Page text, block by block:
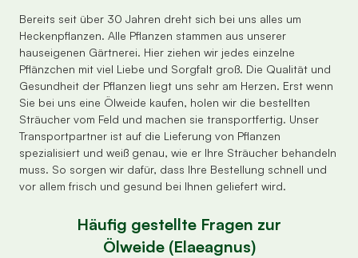
Bereits seit über 30 Jahren dreht sich bei uns alles um
Heckenpflanzen. Alle Pflanzen stammen aus unserer
hauseigenen Gärtnerei. Hier ziehen wir jedes einzelne
Pflänzchen mit viel Liebe und Sorgfalt groß. Die Qualität und
Gesundheit der Pflanzen liegt uns sehr am Herzen. Erst wenn
Sie bei uns eine Ölweide kaufen, holen wir die bestellten
Sträucher vom Feld und machen sie transportfertig. Unser
Transportpartner ist auf die Lieferung von Pflanzen
spezialisiert und weiß genau, wie er Ihre Sträucher behandeln
muss. So sorgen wir dafür, dass Ihre Bestellung schnell und
vor allem frisch und gesund bei Ihnen geliefert wird.
Häufig gestellte Fragen zur
Ölweide (Elaeagnus)